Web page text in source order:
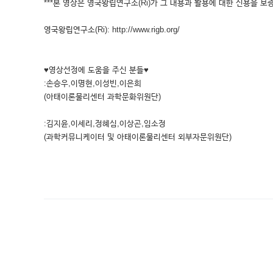
***본 영상은 영국왕립연구소(Ri)가 그 내용과 활용에 대한 신용을 보
영국왕립연구소(Ri): http://www.rigb.org/
♥영상선정에 도움을 주신 분들♥
:손승우,이명현,이성빈,이은희
(아태이론물리센터 과학문화위원단)
:김지윤,이세리,정혜심,이상곤,임소정
(과학커뮤니케이터 및 아태이론물리센터 외부자문위원단)